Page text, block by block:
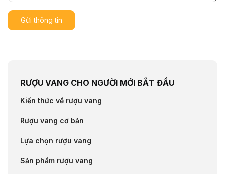
Gửi thông tin
RƯỢU VANG CHO NGƯỜI MỚI BẮT ĐẦU
Kiến thức về rượu vang
Rượu vang cơ bản
Lựa chọn rượu vang
Sản phẩm rượu vang